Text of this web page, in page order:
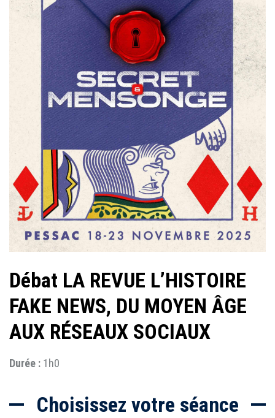
Débat LA REVUE L’HISTOIRE
FAKE NEWS, DU MOYEN ÂGE
AUX RÉSEAUX SOCIAUX
Durée : 1h0
Choisissez votre séance